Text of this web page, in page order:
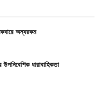
অন্যরকম
ধারাবাহিকতা